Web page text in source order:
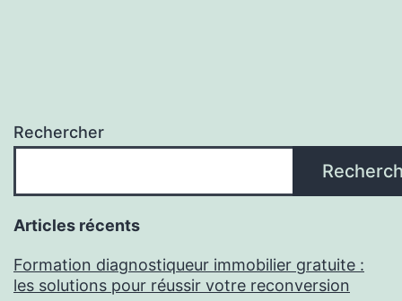
Rechercher
Articles récents
Formation diagnostiqueur immobilier gratuite :
les solutions pour réussir votre reconversion